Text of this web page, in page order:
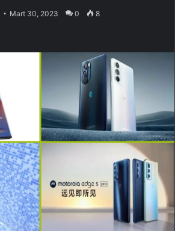
Mart 30, 2023 0 8